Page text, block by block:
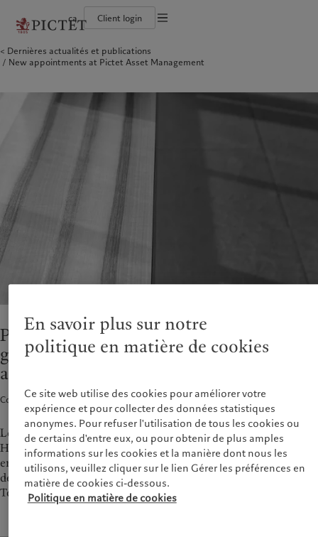
ca Client login
Le groupe Pictet
Notre histoire
Les associés du Groupe
Rétrospective annuelle
Campus Pictet de Rochemont
Investisseurs institutionnels
Particuliers et familles
L’approche de Pictet
Rapport de durabilité
Principes d’investissement climatique
Gouvernance de la durabilité
Contacts
Bureaux
Relations avec les médias
Amérique du Nord
Bahamas
United States
Belgique
Spain
Italia|Italy
Monaco (en)|Monaco (fr)
Switzerland
| Suisse | Schweiz
|
Svizzera
United Kingdom
Israel
Notre Groupe
Le groupe Pictet
Nos notations d'entreprise
Rétrospective annuelle
Campus Pictet de Rochemont
Durabilité
Rapport de durabilité
Plan d’action climatique
Principes d’investissement
Gouvernance de la durabilité
Fondation du Groupe
Prix Pictet
Bureaux
Actualités et publications
Documentation légale
Dernières actualités et publications
New appointments at Pictet Asset Management
Pictet Asset Management renforce sa
gouvernance en nommant trois
administrateurs non dirigeants
Communiqués de presse · 20 juill. 2017 2 min de lecture
Le conseil d’administration de Pictet Asset Management
Holding SA, holding de droit suisse contrôlant les activités des
entités de gestion institutionnelle du groupe Pictet, compte
depuis le 1er juillet 2017 trois nouveaux membres, Massimo
Tosato, Rolf Banz et Richard Heelis.
En savoir plus sur notre
politique en matière de cookies
Ce site web utilise des cookies pour améliorer votre
expérience et pour collecter des données statistiques
anonymes. Pour refuser l'utilisation de tous les cookies ou
de certains d'entre eux, ou pour obtenir de plus amples
informations sur les cookies et la manière dont nous les
utilisons, veuillez cliquer sur le lien Gérer les préférences en
matière de cookies ci-dessous.
Politique en matière de cookies